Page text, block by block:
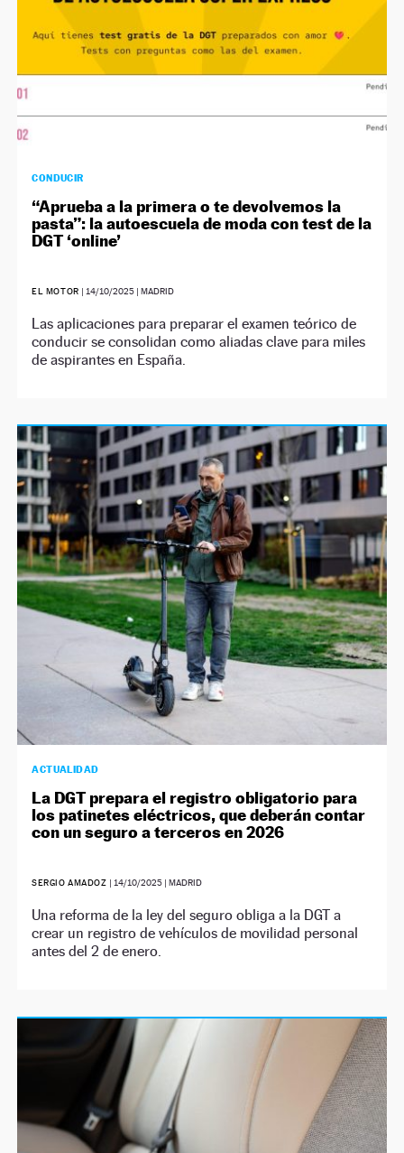
CONDUCIR
“Aprueba a la primera o te devolvemos la
pasta”: la autoescuela de moda con test de la
DGT ‘online’
EL MOTOR | 14/10/2025| MADRID
Las aplicaciones para preparar el examen teórico de
conducir se consolidan como aliadas clave para miles
de aspirantes en España.
ACTUALIDAD
La DGT prepara el registro obligatorio para
los patinetes eléctricos, que deberán contar
con un seguro a terceros en 2026
SERGIO AMADOZ | 14/10/2025| MADRID
Una reforma de la ley del seguro obliga a la DGT a
crear un registro de vehículos de movilidad personal
antes del 2 de enero.